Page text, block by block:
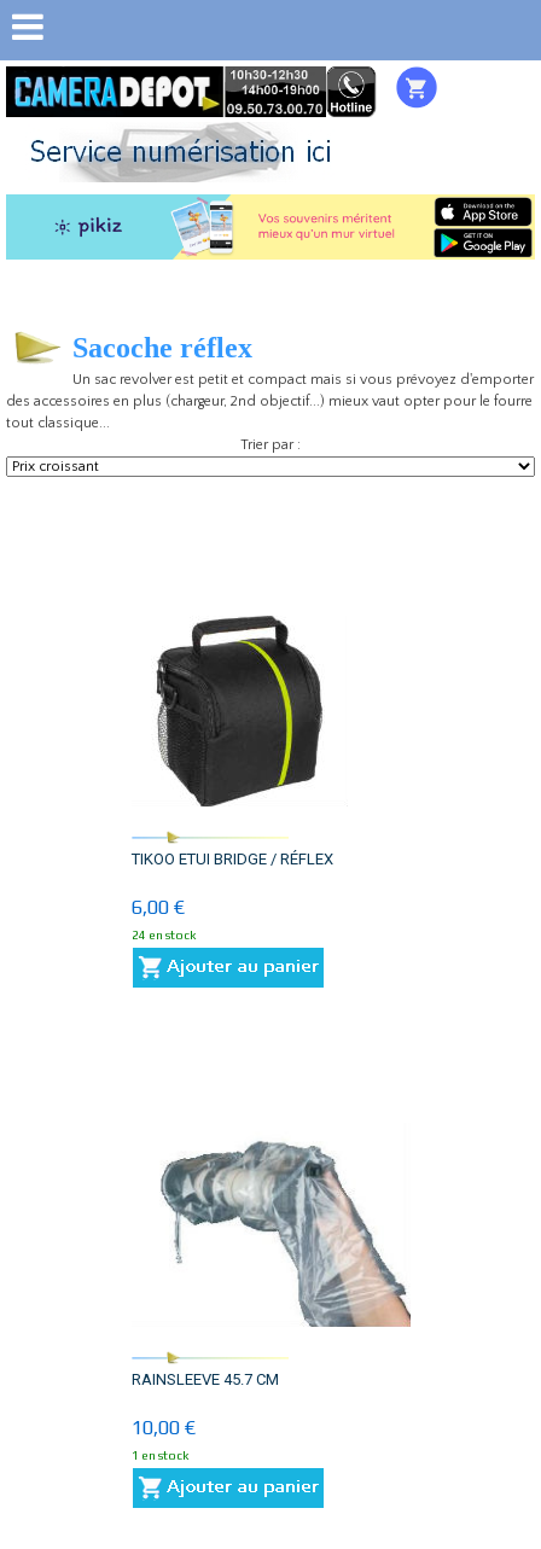
Sacoche réflex
Un sac revolver est petit et compact mais si vous prévoyez d'emporter
des accessoires en plus (chargeur, 2nd objectif...) mieux vaut opter pour le fourre
tout classique...
Trier par :
TIKOO ETUI BRIDGE / RÉFLEX
6,00 €
24 en stock
RAINSLEEVE 45.7 CM
10,00 €
1 en stock